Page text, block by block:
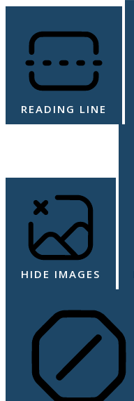
READING LINE
HIDE IMAGES